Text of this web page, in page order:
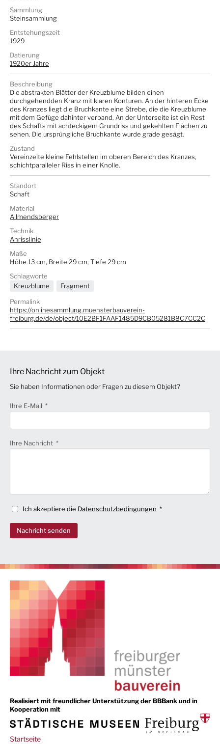
Sammlung
Steinsammlung
Entstehungszeit
1929
Datierung
1920er Jahre
Beschreibung
Die abstrakten Blätter der Kreuzblume bilden einen
durchgehendden Kranz mit klaren Konturen. An der hinteren Ecke
des Kranzes liegt die Bruchkante eine Strebe, die die Kreuzblume
mit dem Gefüge dahinter verband. An der Unterseite ist ein Rest
des Schafts mit achteckigem Grundriss und gekehlten Flächen zu
sehen. Die ursprüngliche Bruchkante wurde grade gesägt.
Zustand
Vereinzelte kleine Fehlstellen im oberen Bereich des Kranzes,
schichtparalleler Riss in einer Knolle.
Standort
Schaft
Material
Allmendsberger
Technik
Anrisslinie
Maße
Höhe 13 cm, Breite 29 cm, Tiefe 29 cm
Schlagworte
Kreuzblume
Fragment
Permalink
https://onlinesammlung.muensterbauverein-
freiburg.de/de/object/10E2BF1FAAF1485D9CB05281B8C7CC2C
Ihre Nachricht zum Objekt
Sie haben Informationen oder Fragen zu diesem Objekt?
Ihre E-Mail
Ihre Nachricht
Ich akzeptiere die Datenschutzbedingungen
Nachricht senden
Realisiert mit freundlicher Unterstützung der BBBank und in
Kooperation mit
Main
Startseite